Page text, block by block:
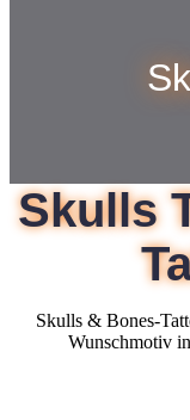
Skulls
Skulls & Bones-
Wunschmotiv